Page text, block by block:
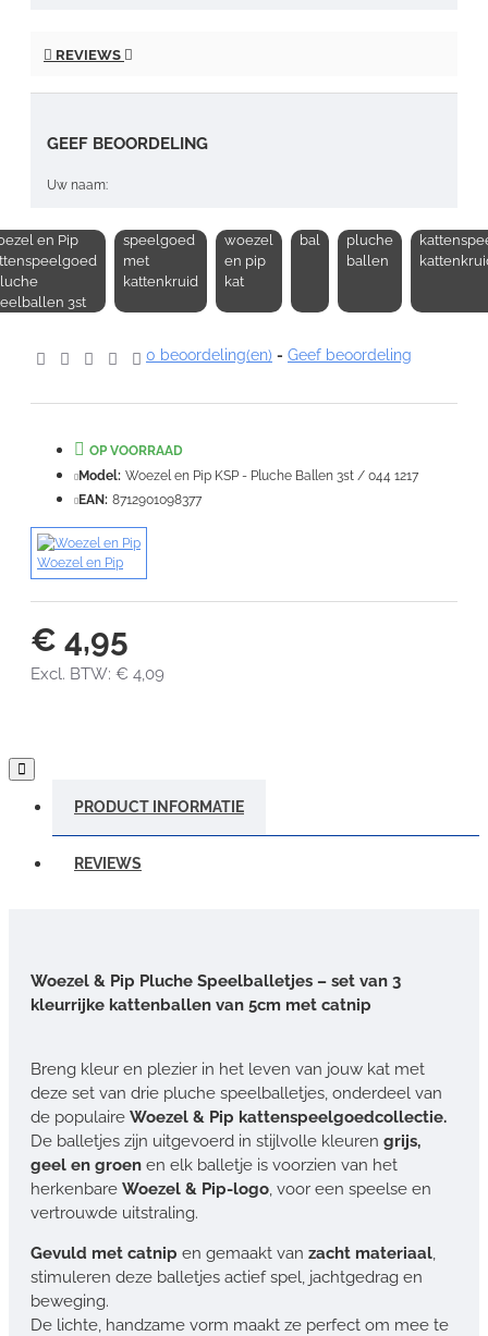
REVIEWS
GEEF BEOORDELING
Uw naam:
Opmerking:
Slecht
en Pip
3st
speelgoed
met
kattenkruid
woezel
en pip
kat
bal
pluche
ballen
0 beoordeling(en) - Geef beoordeling
€ 4,95
Excl. BTW: € 4,09
OP VOORRAAD
Model: Woezel en Pip KSP - Pluche Ballen 3st / 044 1217
EAN: 8712901098377
Woezel en Pip
PRODUCT INFORMATIE
REVIEWS
Woezel & Pip Pluche Speelballetjes – set van 3
kleurrijke kattenballen van 5cm met catnip
Breng kleur en plezier in het leven van jouw kat met
deze set van drie pluche speelballetjes, onderdeel van
de populaire Woezel & Pip kattenspeelgoedcollectie.
De balletjes zijn uitgevoerd in stijlvolle kleuren grijs,
geel en groen en elk balletje is voorzien van het
herkenbare Woezel & Pip-logo, voor een speelse en
vertrouwde uitstraling.
Gevuld met catnip en gemaakt van zacht materiaal,
stimuleren deze balletjes actief spel, jachtgedrag en
beweging.
De lichte, handzame vorm maakt ze perfect om mee te